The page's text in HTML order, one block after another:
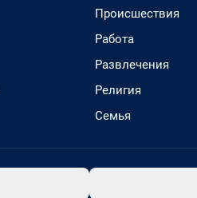
Происшествия
Работа
Развлечения
Религия
Семья